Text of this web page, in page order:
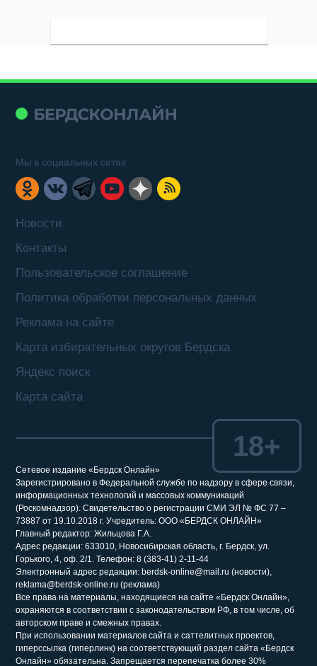
Новости
Контакты
Пользовательское соглашение
Политика обработки персональных данных
Реклама на сайте
Карта избирательных округов Бердска
Яндекс поиск
Карта сайта
Мы в социальных сетях
Сетевое издание «Бердск Онлайн»
Зарегистрировано в Федеральной службе по надзору в сфере связи,
информационных технологий и массовых коммуникаций
(Роскомнадзор). Свидетельство о регистрации СМИ ЭЛ № ФС 77 –
73887 от 19.10.2018 г. Учредитель: ООО «БЕРДСК ОНЛАЙН»
Главный редактор: Жильцова Г.А.
Адрес редакции: 633010, Новосибирская область, г. Бердск, ул.
Горького, 4, оф. 2/1. Телефон: 8 (383-41) 2-11-44
Электронный адрес редакции: berdsk-online@mail.ru (новости),
reklama@berdsk-online.ru (реклама)
Все права на материалы, находящиеся на сайте «Бердск Онлайн»,
охраняются в соответствии с законодательством РФ, в том числе, об
авторском праве и смежных правах.
При использовании материалов сайта и саттелитных проектов,
гиперссылка (гиперлинк) на соответствующий раздел сайта «Бердск
Онлайн» обязательна. Запрещается перепечатка более 30%
18+